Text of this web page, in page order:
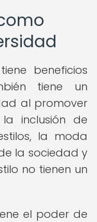
beneficios
tiene un
al promover
inclusión de
la moda
la sociedad y
no tienen un
el poder de